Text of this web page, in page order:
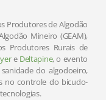
Produtores de Algodão
Mineiro (GEAM),
Produtores Rurais de
e Deltapine, o evento
do algodoeiro,
no controle do bicudo-